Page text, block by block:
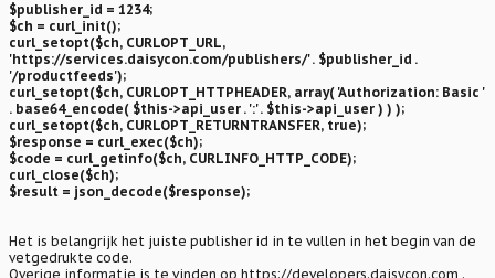
$publisher_id = 1234;
$ch = curl_init();
curl_setopt($ch, CURLOPT_URL,
'https://services.daisycon.com/publishers/' . $publisher_id .
'/productfeeds');
curl_setopt($ch, CURLOPT_HTTPHEADER, array( 'Authorization: Basic '
. base64_encode( $this->api_user . ':' . $this->api_user ) ) );
curl_setopt($ch, CURLOPT_RETURNTRANSFER, true);
$response = curl_exec($ch);
$code = curl_getinfo($ch, CURLINFO_HTTP_CODE);
curl_close($ch);
$result = json_decode($response);
Het is belangrijk het juiste publisher id in te vullen in het begin van de
vetgedrukte code.
Overige informatie is te vinden op https://developers.daisycon.com .